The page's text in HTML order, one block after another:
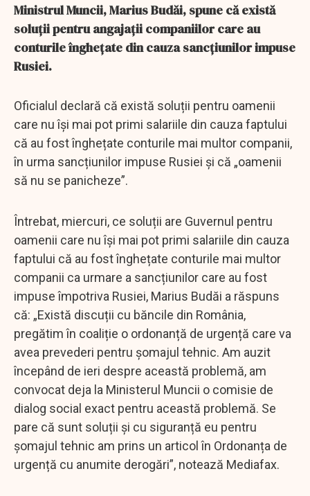
Ministrul Muncii, Marius Budăi, spune că există
soluții pentru angajații companiilor care au
conturile înghețate din cauza sancțiunilor impuse
Rusiei.
Oficialul declară că există soluții pentru oamenii
care nu își mai pot primi salariile din cauza faptului
că au fost înghețate conturile mai multor companii,
în urma sancțiunilor impuse Rusiei și că „oamenii
să nu se panicheze”.
Întrebat, miercuri, ce soluții are Guvernul pentru
oamenii care nu își mai pot primi salariile din cauza
faptului că au fost înghețate conturile mai multor
companii ca urmare a sancțiunilor care au fost
impuse împotriva Rusiei, Marius Budăi a răspuns
că: „Există discuții cu băncile din România,
pregătim în coaliție o ordonanță de urgență care va
avea prevederi pentru șomajul tehnic. Am auzit
începând de ieri despre această problemă, am
convocat deja la Ministerul Muncii o comisie de
dialog social exact pentru această problemă. Se
pare că sunt soluții și cu siguranță eu pentru
șomajul tehnic am prins un articol în Ordonanța de
urgență cu anumite derogări”, notează Mediafax.